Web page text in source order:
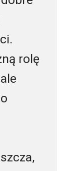
rolę